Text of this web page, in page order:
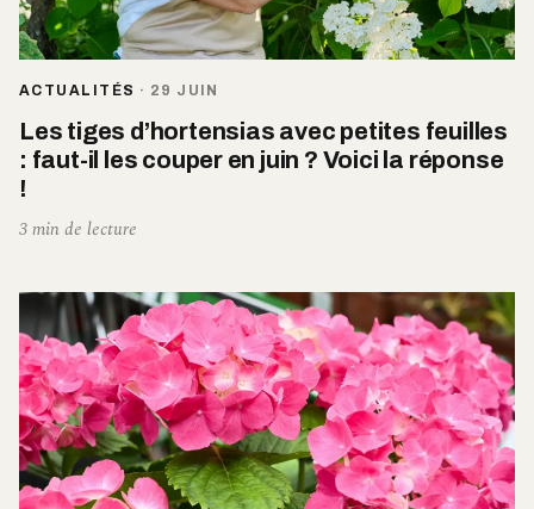
ACTUALITÉS · 29 JUIN
Les tiges d’hortensias avec petites feuilles
: faut-il les couper en juin ? Voici la réponse
!
3 min de lecture